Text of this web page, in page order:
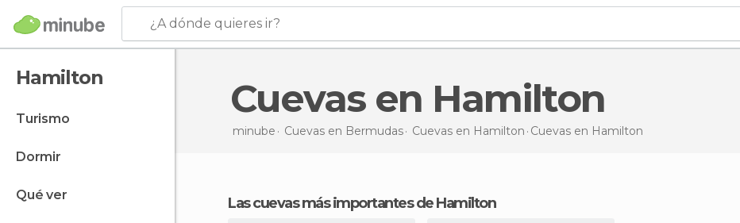
¿A dónde quieres ir?
Hamilton
turismo
dormir
qué ver
Cuevas en Hamilton
minube Cuevas en Bermudas Cuevas en Hamilton Cuevas en Hamilton
Las cuevas más importantes de Hamilton